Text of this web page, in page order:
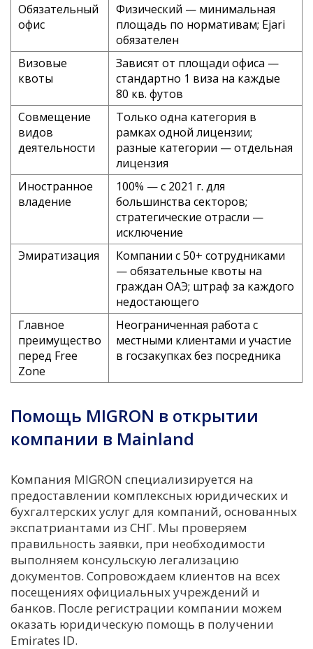
Обязательный
офис
Физический — минимальная
площадь по нормативам; Ejari
обязателен
Визовые
квоты
Зависят от площади офиса —
стандартно 1 виза на каждые
80 кв. футов
Совмещение
видов
деятельности
Только одна категория в
рамках одной лицензии;
разные категории — отдельная
лицензия
Иностранное
владение
100% — с 2021 г. для
большинства секторов;
стратегические отрасли —
исключение
Эмиратизация
Компании с 50+ сотрудниками
— обязательные квоты на
граждан ОАЭ; штраф за каждого
недостающего
Главное
преимущество
перед Free
Zone
Неограниченная работа с
местными клиентами и участие
в госзакупках без посредника
Помощь MIGRON в открытии
компании в Mainland
Компания MIGRON специализируется на
предоставлении комплексных юридических и
бухгалтерских услуг для компаний, основанных
экспатриантами из СНГ. Мы проверяем
правильность заявки, при необходимости
выполняем консульскую легализацию
документов. Сопровождаем клиентов на всех
посещениях официальных учреждений и
банков. После регистрации компании можем
оказать юридическую помощь в получении
Emirates ID.